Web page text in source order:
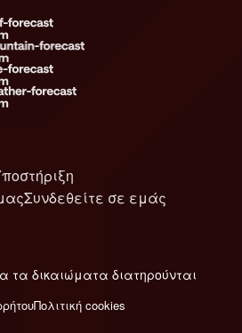
Συνδεθείτε σε εμάς
τα δικαιώματα διατηρούνται
Πολιτική cookies